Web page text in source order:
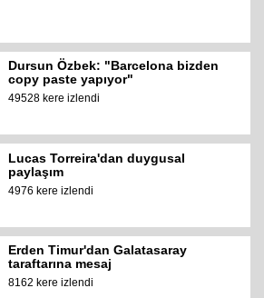
Dursun Özbek: "Barcelona bizden
copy paste yapıyor"
49528 kere izlendi
Lucas Torreira'dan duygusal
paylaşım
4976 kere izlendi
Erden Timur'dan Galatasaray
taraftarına mesaj
8162 kere izlendi